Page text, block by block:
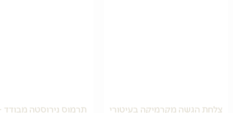
צלחת הגשה מקרמיקה בעיטורי